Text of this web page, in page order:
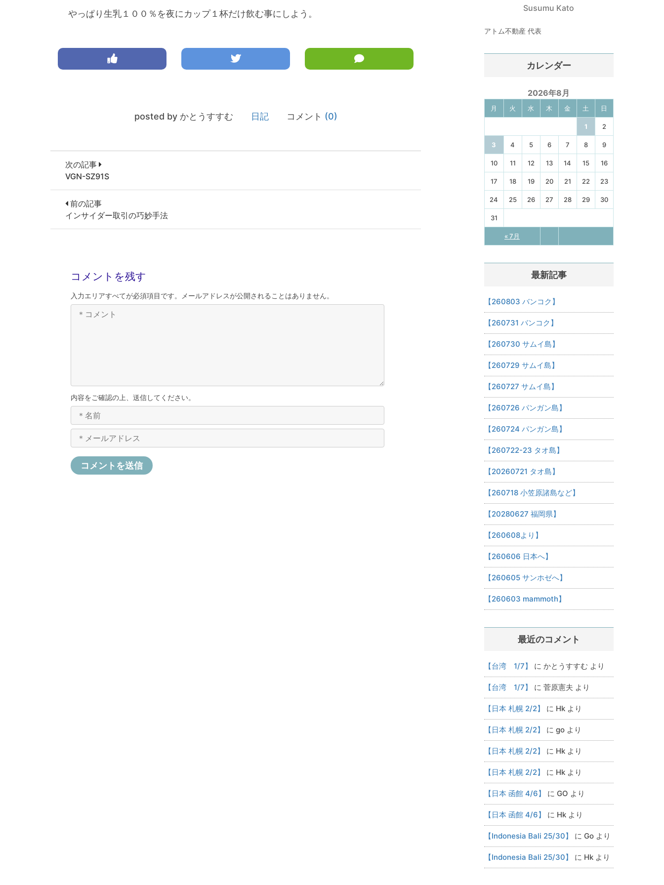
やっぱり生乳１００％を夜にカップ１杯だけ飲む事にしよう。
posted by かとうすすむ 日記 コメント (0)
次の記事
VGN-SZ91S
前の記事
インサイダー取引の巧妙手法
コメントを残す
入力エリアすべてが必須項目です。メールアドレスが公開されることはありません。
内容をご確認の上、送信してください。
Susumu Kato
アトム不動産 代表
カレンダー
2026年8月
月 火 水 木 金 土 日
« 7月
1 2
3 4 5 6 7 8 9
10 11 12 13 14 15 16
17 18 19 20 21 22 23
24 25 26 27 28 29 30
31
最新記事
【260803 バンコク】
【260731 バンコク】
【260730 サムイ島】
【260729 サムイ島】
【260727 サムイ島】
【260726 パンガン島】
【260724 パンガン島】
【260722-23 タオ島】
【20260721 タオ島】
【260718 小笠原諸島など】
【20280627 福岡県】
【260608より】
【260606 日本へ】
【260605 サンホゼへ】
【260603 mammoth】
最近のコメント
【台湾 1/7】 に かとうすすむ より
【台湾 1/7】 に 菅原憲夫 より
【日本 札幌 2/2】 に Hkより
【日本 札幌 2/2】 に goより
【日本 札幌 2/2】 に Hkより
【日本 札幌 2/2】 に Hkより
【日本 函館 4/6】 に GO より
【日本 函館 4/6】 に Hkより
【Indonesia Bali 25/30】 に Goより
【Indonesia Bali 25/30】 に Hkより